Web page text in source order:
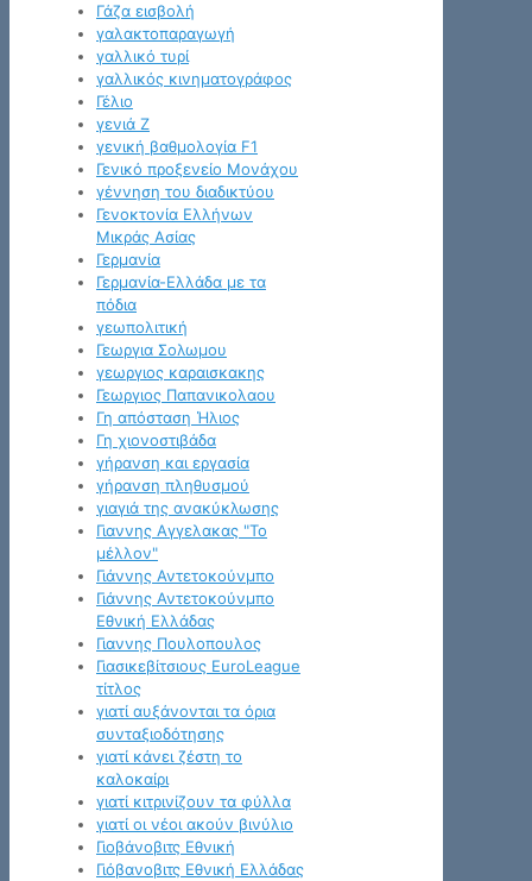
Γάζα εισβολή
γαλακτοπαραγωγή
γαλλικό τυρί
γαλλικός κινηματογράφος
Γέλιο
γενιά Z
γενική βαθμολογία F1
Γενικό προξενείο Μονάχου
γέννηση του διαδικτύου
Γενοκτονία Ελλήνων
Μικράς Ασίας
Γερμανία
Γερμανία-Ελλάδα με τα
πόδια
γεωπολιτική
Γεωργια Σολωμου
γεωργιος καραισκακης
Γεωργιος Παπανικολαου
Γη απόσταση Ήλιος
Γη χιονοστιβάδα
γήρανση και εργασία
γήρανση πληθυσμού
γιαγιά της ανακύκλωσης
Γιαννης Αγγελακας "Το
μέλλον"
Γιάννης Αντετοκούνμπο
Γιάννης Αντετοκούνμπο
Εθνική Ελλάδας
Γιαννης Πουλοπουλος
Γιασικεβίτσιους EuroLeague
τίτλος
γιατί αυξάνονται τα όρια
συνταξιοδότησης
γιατί κάνει ζέστη το
καλοκαίρι
γιατί κιτρινίζουν τα φύλλα
γιατί οι νέοι ακούν βινύλιο
Γιοβάνοβιτς Εθνική
Γιόβανοβιτς Εθνική Ελλάδας